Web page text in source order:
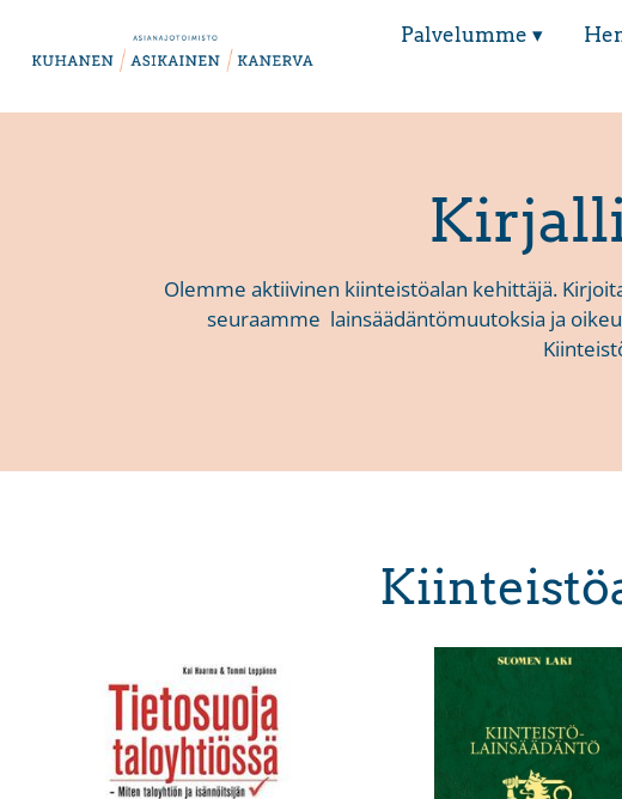
Palvelumme ▾
Olemme aktiivinen kiinteistöalan kehittäjä.
seuraamme lainsäädäntömuutoksia ja